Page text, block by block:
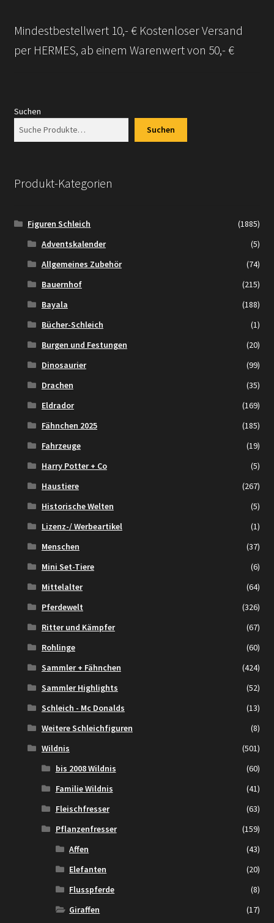
Mindestbestellwert 10,- € Kostenloser Versand
per HERMES, ab einem Warenwert von 50,- €
Suchen
Suchen
Produkt-Kategorien
Figuren Schleich
(1885)
Adventskalender
(5)
Allgemeines Zubehör
(74)
Bauernhof
(215)
Bayala
(188)
Bücher-Schleich
(1)
Burgen und Festungen
(20)
Dinosaurier
(99)
Drachen
(35)
Eldrador
(169)
Fähnchen 2025
(185)
Fahrzeuge
(19)
Harry Potter + Co
(5)
Haustiere
(267)
Historische Welten
(5)
Lizenz-/ Werbeartikel
(1)
Menschen
(37)
Mini Set-Tiere
(6)
Mittelalter
(64)
Pferdewelt
(326)
Ritter und Kämpfer
(67)
Rohlinge
(60)
Sammler + Fähnchen
(424)
Sammler Highlights
(52)
Schleich - Mc Donalds
(13)
Weitere Schleichfiguren
(8)
Wildnis
(501)
bis 2008 Wildnis
(60)
Familie Wildnis
(41)
Fleischfresser
(63)
Pflanzenfresser
(159)
Affen
(43)
Elefanten
(20)
Flusspferde
(8)
Giraffen
(17)